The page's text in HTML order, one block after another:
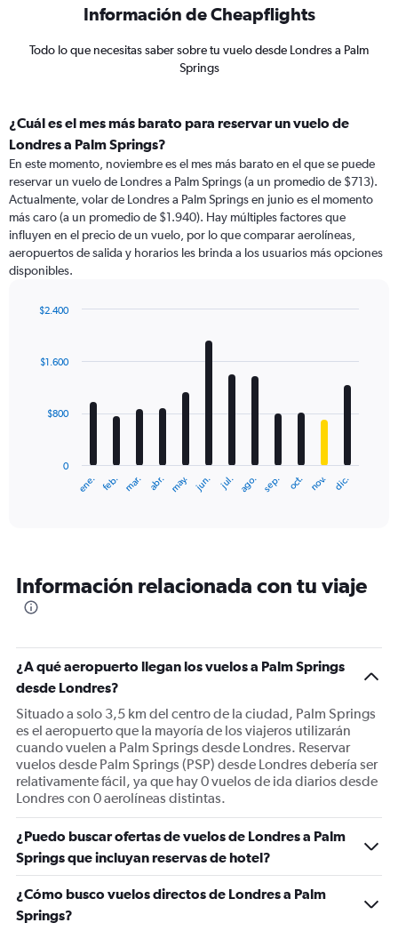
Información de Cheapflights
Todo lo que necesitas saber sobre tu vuelo desde Londres a Palm
Springs
¿Cuál es el mes más barato para reservar un vuelo de
Londres a Palm Springs?
En este momento, noviembre es el mes más barato en el que se puede
reservar un vuelo de Londres a Palm Springs (a un promedio de $713).
Actualmente, volar de Londres a Palm Springs en junio es el momento
más caro (a un promedio de $1.940). Hay múltiples factores que
influyen en el precio de un vuelo, por lo que comparar aerolíneas,
aeropuertos de salida y horarios les brinda a los usuarios más opciones
disponibles.
with
12
The
categories.
The
Y
axis
displaying
values.
Range:
0
to
2400.
ene. feb. mar. abr. may. jun. jul. ago. sep. oct. nov. dic.
0
$800
$1.600
$2.400
Información relacionada con tu viaje
¿A qué aeropuerto llegan los vuelos a Palm Springs
desde Londres?
Situado a solo 3,5 km del centro de la ciudad, Palm Springs
es el aeropuerto que la mayoría de los viajeros utilizarán
cuando vuelen a Palm Springs desde Londres. Reservar
vuelos desde Palm Springs (PSP) desde Londres debería ser
relativamente fácil, ya que hay 0 vuelos de ida diarios desde
Londres con 0 aerolíneas distintas.
¿Puedo buscar ofertas de vuelos de Londres a Palm
Springs que incluyan reservas de hotel?
¿Cómo busco vuelos directos de Londres a Palm
Springs?